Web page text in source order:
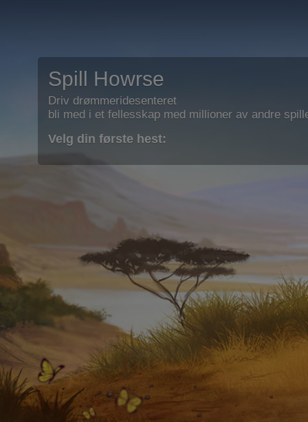
Spill Howrse
Driv drømmeridesenteret
bli med i et fellesskap med millioner av andre
Velg din første hest: